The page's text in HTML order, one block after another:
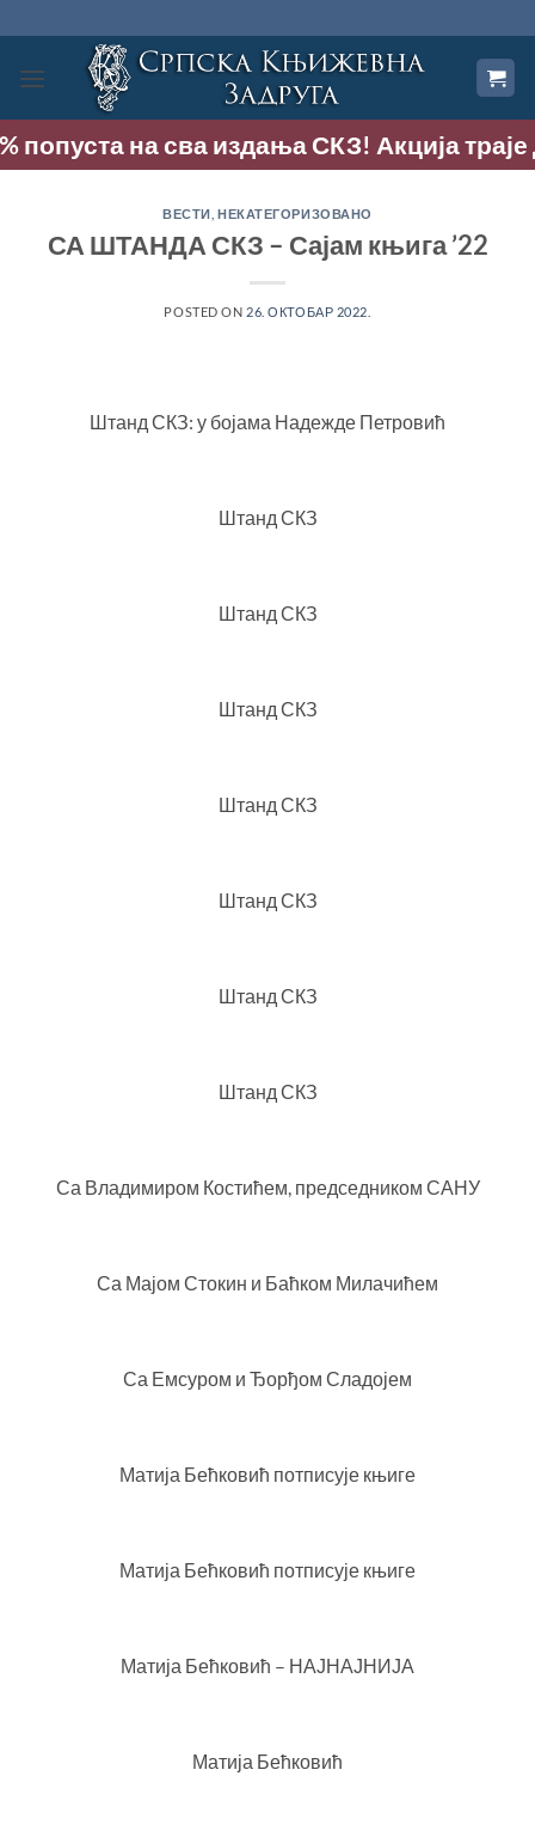
на
садржај
на сва издања СКЗ! Акција траје до
ВЕСТИ НЕКАТЕГОРИЗОВАНО
СА ШТАНДА СКЗ – Сајам књига ’22
POSTED ON 26. ОКТОБАР 2022.
Штанд СКЗ: у бојама Надежде Петровић
Штанд СКЗ
Штанд СКЗ
Штанд СКЗ
Штанд СКЗ
Штанд СКЗ
Штанд СКЗ
Штанд СКЗ
Са Владимиром Костићем, председником САНУ
Са Мајом Стокин и Баћком Милачићем
Са Емсуром и Ђорђом Сладојем
Матија Бећковић потписује књиге
Матија Бећковић потписује књиге
Матија Бећковић – НАЈНАЈНИЈА
Матија Бећковић